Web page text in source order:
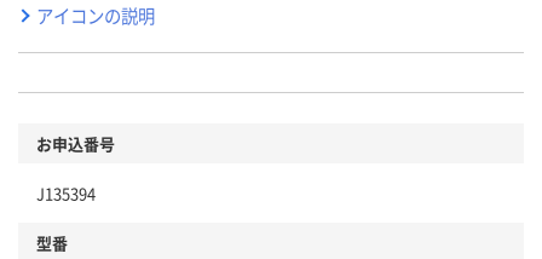
アイコンの説明
お申込番号
J135394
型番